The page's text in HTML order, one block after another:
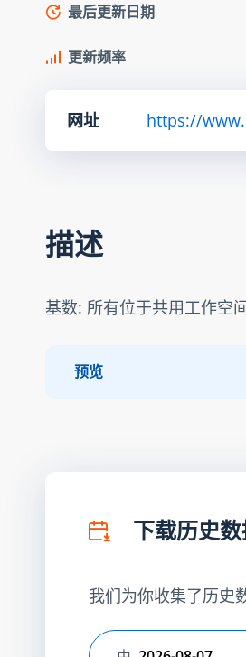
最后更新日期
更新频率
网址 https://
描述
基数: 所有位于共用工作空
预览
下载历史
我们为你收集了历史